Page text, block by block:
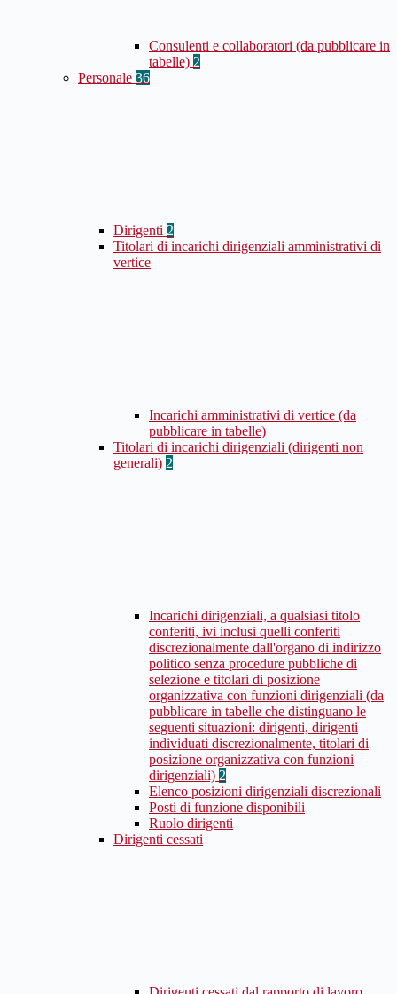
Consulenti e collaboratori (da pubblicare in
tabelle) 2
Personale 36
Dirigenti 2
Titolari di incarichi dirigenziali amministrativi di
vertice
Incarichi amministrativi di vertice (da
pubblicare in tabelle)
Titolari di incarichi dirigenziali (dirigenti non
generali) 2
Incarichi dirigenziali, a qualsiasi titolo
conferiti, ivi inclusi quelli conferiti
discrezionalmente dall'organo di indirizzo
politico senza procedure pubbliche di
selezione e titolari di posizione
organizzativa con funzioni dirigenziali (da
pubblicare in tabelle che distinguano le
seguenti situazioni: dirigenti, dirigenti
individuati discrezionalmente, titolari di
posizione organizzativa con funzioni
dirigenziali) 2
Elenco posizioni dirigenziali discrezionali
Posti di funzione disponibili
Ruolo dirigenti
Dirigenti cessati